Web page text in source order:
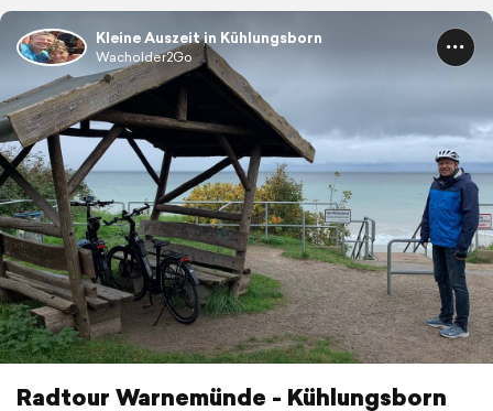
Kleine Auszeit in Kühlungsborn
Wacholder2Go
Radtour Warnemünde - Kühlungsborn